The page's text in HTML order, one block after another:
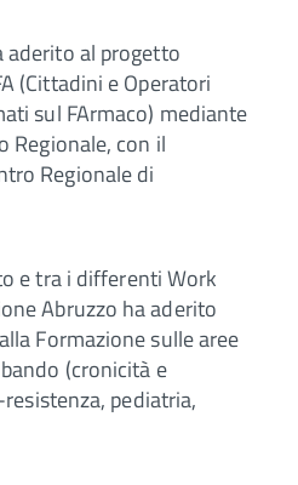
aderito al progetto
(Cittadini e Operatori
sul FArmaco) mediante
Regionale, con il
Regionale di
e tra i differenti Work
Abruzzo ha aderito
Formazione sulle aree
(cronicità e
pediatria,